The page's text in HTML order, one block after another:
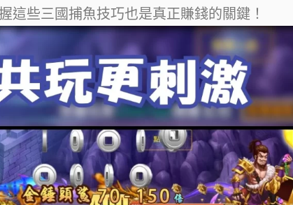
這些三國捕魚技巧也是真正賺錢的關鍵！